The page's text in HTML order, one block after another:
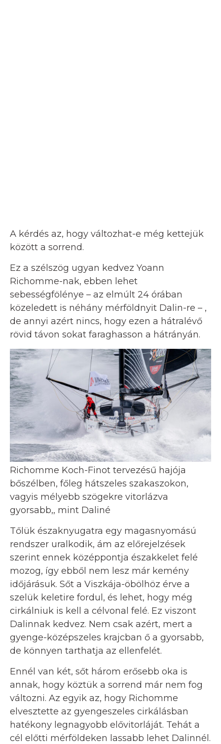
A kérdés az, hogy változhat-e még kettejük
között a sorrend.
Ez a szélszög ugyan kedvez Yoann
Richomme-nak, ebben lehet
sebességfölénye – az elmúlt 24 órában
közeledett is néhány mérföldnyit Dalin-re – ,
de annyi azért nincs, hogy ezen a hátralévő
rövid távon sokat faraghasson a hátrányán.
Richomme Koch-Finot tervezésű hajója
bőszélben, főleg hátszeles szakaszokon,
vagyis mélyebb szögekre vitorlázva
gyorsabb,, mint Daliné
Tőlük északnyugatra egy magasnyomású
rendszer uralkodik, ám az előrejelzések
szerint ennek középpontja északkelet felé
mozog, így ebből nem lesz már kemény
időjárásuk. Sőt a Viszkája-öbölhöz érve a
szelük keletire fordul, és lehet, hogy még
cirkálniuk is kell a célvonal felé. Ez viszont
Dalinnak kedvez. Nem csak azért, mert a
gyenge-középszeles krajcban ő a gyorsabb,
de könnyen tarthatja az ellenfelét.
Ennél van két, sőt három erősebb oka is
annak, hogy köztük a sorrend már nem fog
változni. Az egyik az, hogy Richomme
elvesztette az gyengeszeles cirkálásban
hatékony legnagyobb elővitorláját. Tehát a
cél előtti mérföldeken lassabb lehet Dalinnél.